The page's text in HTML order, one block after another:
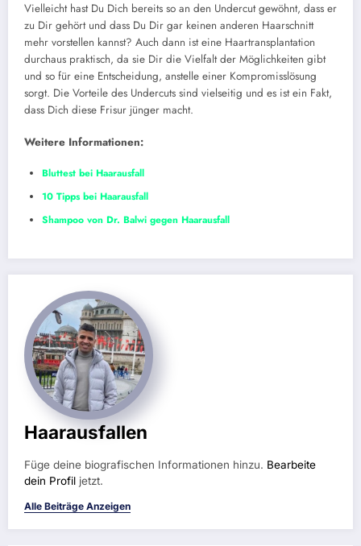
Vielleicht hast Du Dich bereits so an den Undercut gewöhnt, dass er
zu Dir gehört und dass Du Dir gar keinen anderen Haarschnitt
mehr vorstellen kannst? Auch dann ist eine Haartransplantation
durchaus praktisch, da sie Dir die Vielfalt der Möglichkeiten gibt
und so für eine Entscheidung, anstelle einer Kompromisslösung
sorgt. Die Vorteile des Undercuts sind vielseitig und es ist ein Fakt,
dass Dich diese Frisur jünger macht.
Weitere Informationen:
Bluttest bei Haarausfall
10 Tipps bei Haarausfall
Shampoo von Dr. Balwi gegen Haarausfall
Haarausfallen
Füge deine biografischen Informationen hinzu. Bearbeite
dein Profil jetzt.
Alle Beiträge Anzeigen